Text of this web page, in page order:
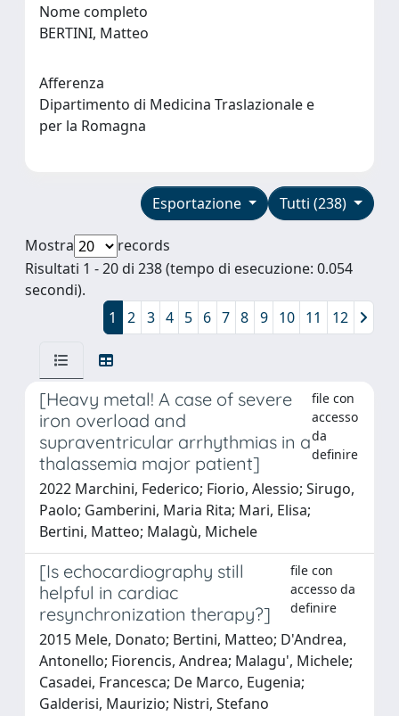
Nome completo
BERTINI, Matteo
Afferenza
Dipartimento di Medicina Traslazionale e
per la Romagna
Tutti (238)
Esportazione
Mostra
records
Risultati 1 - 20 di 238 (tempo di esecuzione: 0.054
secondi).
1
2 3 4 5 6 7 8 9 10 11 12
[Heavy metal! A case of severe
iron overload and
supraventricular arrhythmias in a
thalassemia major patient]
file con
accesso
da
definire
2022 Marchini, Federico; Fiorio, Alessio; Sirugo,
Paolo; Gamberini, Maria Rita; Mari, Elisa;
Bertini, Matteo; Malagù, Michele
[Is echocardiography still
helpful in cardiac
resynchronization therapy?]
file con
accesso da
definire
2015 Mele, Donato; Bertini, Matteo; D'Andrea,
Antonello; Fiorencis, Andrea; Malagu', Michele;
Casadei, Francesca; De Marco, Eugenia;
Galderisi, Maurizio; Nistri, Stefano